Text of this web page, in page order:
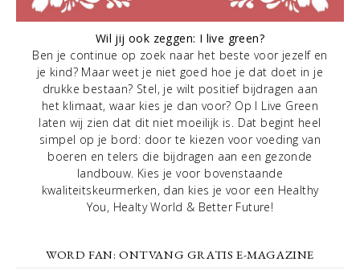
Wil jij ook zeggen: I live green?
Ben je continue op zoek naar het beste voor jezelf en
je kind? Maar weet je niet goed hoe je dat doet in je
drukke bestaan? Stel, je wilt positief bijdragen aan
het klimaat, waar kies je dan voor? Op I Live Green
laten wij zien dat dit niet moeilijk is. Dat begint heel
simpel op je bord: door te kiezen voor voeding van
boeren en telers die bijdragen aan een gezonde
landbouw. Kies je voor bovenstaande
kwaliteitskeurmerken, dan kies je voor een Healthy
You, Healty World & Better Future!
WORD FAN: ONTVANG GRATIS E-MAGAZINE